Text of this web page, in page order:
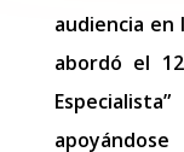
audiencia en
abordó el